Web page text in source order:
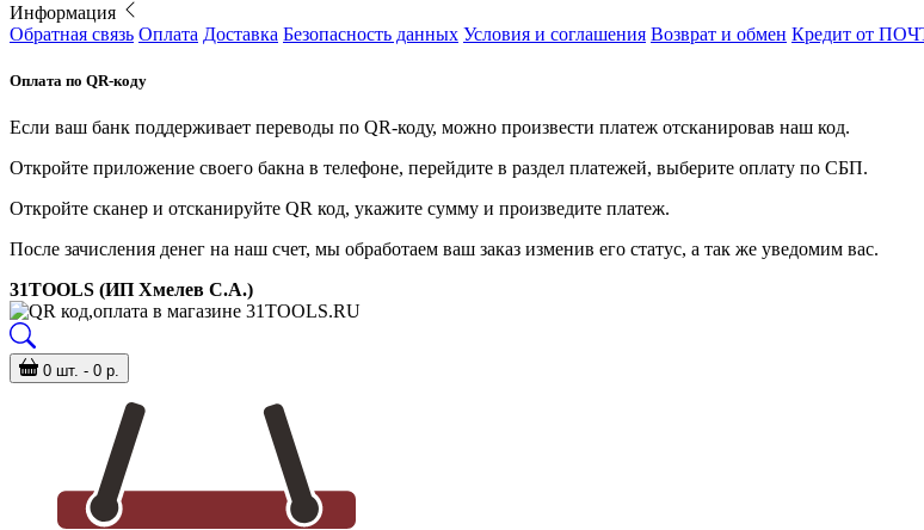
Информация
Обратная связь Оплата Доставка Безопасность данных Условия и соглашения Возврат и обмен Кредит от
Оплата по QR-коду
Если ваш банк поддерживает переводы по QR-коду, можно произвести платеж отсканировав наш код.
Откройте приложение своего бакна в телефоне, перейдите в раздел платежей, выберите оплату по СБП.
Откройте сканер и отсканируйте QR код, укажите сумму и произведите платеж.
После зачисления денег на наш счет, мы обработаем ваш заказ изменив его статус, а так же уведомим вас.
31TOOLS (ИП Хмелев С.А.)
0 шт. - 0 р.